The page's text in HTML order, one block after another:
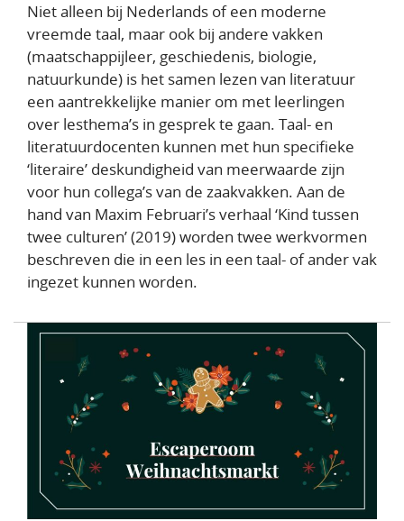
Niet alleen bij Nederlands of een moderne
vreemde taal, maar ook bij andere vakken
(maatschappijleer, geschiedenis, biologie,
natuurkunde) is het samen lezen van literatuur
een aantrekkelijke manier om met leerlingen
over lesthema’s in gesprek te gaan. Taal- en
literatuurdocenten kunnen met hun specifieke
‘literaire’ deskundigheid van meerwaarde zijn
voor hun collega’s van de zaakvakken. Aan de
hand van Maxim Februari’s verhaal ‘Kind tussen
twee culturen’ (2019) worden twee werkvormen
beschreven die in een les in een taal- of ander vak
ingezet kunnen worden.